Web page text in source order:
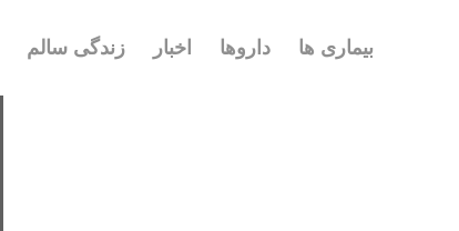
بیماری ها داروها اخبار زندگی سالم